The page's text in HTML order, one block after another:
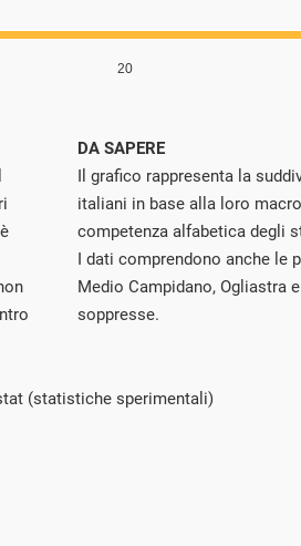
DA SAPERE
Il grafico rappresenta la
italiani in base alla loro
competenza alfabetica degli
I dati comprendono anche le
Medio Campidano, Ogliastra
soppresse.
(statistiche sperimentali)